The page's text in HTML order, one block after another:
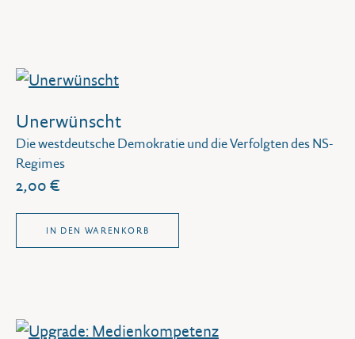
Unerwünscht
Die westdeutsche Demokratie und die Verfolgten des NS-
Regimes
2,00 €
IN DEN WARENKORB